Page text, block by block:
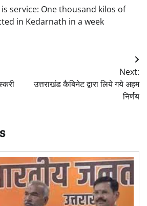
service: One thousand kilos of
in Kedarnath in a week
Next:
उत्तराखंड कैबिनेट द्वारा लिये गये अहम
निर्णय